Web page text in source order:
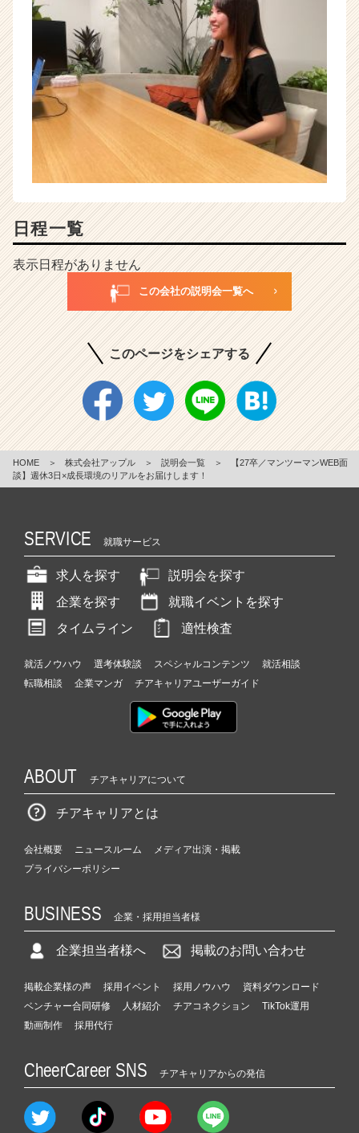
日程一覧
表示日程がありません
この会社の説明会一覧へ
このページをシェアする
HOME ＞ 株式会社アップル ＞ 説明会一覧 ＞
【27卒／マンツーマンWEB面
談】週休3日×成長環境のリアルをお届けします！
SERVICE 就職サービス
求人を探す
説明会を探す
企業を探す
就職イベントを探す
タイムライン
適性検査
就活ノウハウ 選考体験談 スペシャルコンテンツ
就活相談
転職相談
企業マンガ チアキャリアユーザーガイド
ABOUT チアキャリアについて
チアキャリアとは
会社概要 ニュースルーム
メディア出演・掲載
プライバシーポリシー
BUSINESS 企業・採用担当者様
企業担当者様へ 掲載のお問い合わせ
掲載企業様の声 採用イベント 採用ノウハウ
資料ダウンロード
ベンチャー合同研修
人材紹介 チアコネクション
TikTok運用
動画制作
採用代行
CheerCareer SNS チアキャリアからの発信